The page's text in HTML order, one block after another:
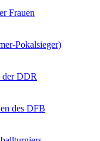
Frauen
Pokalsieger)
der DDR
des DFB